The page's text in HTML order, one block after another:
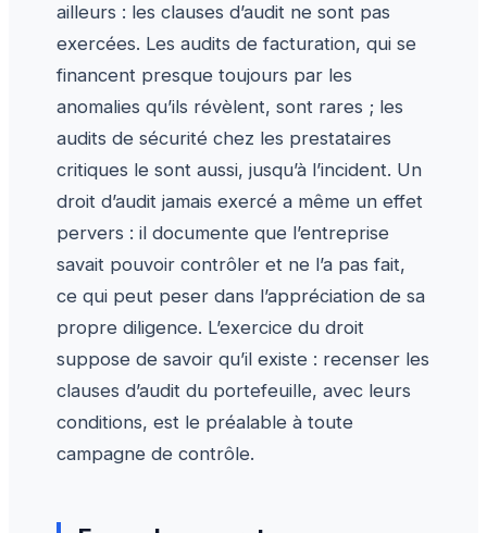
ailleurs : les clauses d’audit ne sont pas
exercées. Les audits de facturation, qui se
financent presque toujours par les
anomalies qu’ils révèlent, sont rares ; les
audits de sécurité chez les prestataires
critiques le sont aussi, jusqu’à l’incident. Un
droit d’audit jamais exercé a même un effet
pervers : il documente que l’entreprise
savait pouvoir contrôler et ne l’a pas fait,
ce qui peut peser dans l’appréciation de sa
propre diligence. L’exercice du droit
suppose de savoir qu’il existe : recenser les
clauses d’audit du portefeuille, avec leurs
conditions, est le préalable à toute
campagne de contrôle.